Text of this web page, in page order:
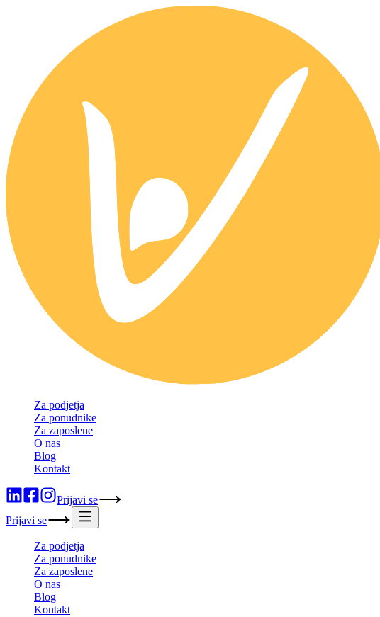
Za podjetja
Za ponudnike
Za zaposlene
O nas
Blog
Kontakt
Prijavi se
Prijavi se
Za podjetja
Za ponudnike
Za zaposlene
O nas
Blog
Kontakt